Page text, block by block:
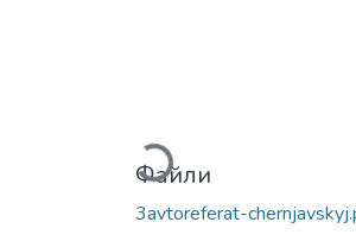
Вантажиться...
Файли
3avtoreferat-